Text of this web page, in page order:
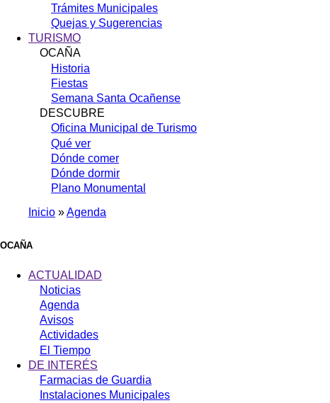
Trámites Municipales
Quejas y Sugerencias
TURISMO
OCAÑA
Historia
Fiestas
Semana Santa Ocañense
DESCUBRE
Oficina Municipal de Turismo
Qué ver
Dónde comer
Dónde dormir
Plano Monumental
enlaces
de
ayuda
navegación
Inicio Agenda
OCAÑA
ACTUALIDAD
Noticias
Agenda
Avisos
Actividades
El Tiempo
DE INTERÉS
Farmacias de Guardia
Instalaciones Municipales